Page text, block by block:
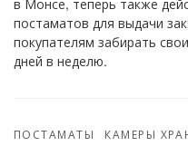
в Монсе, теперь также
постаматов для выдачи
покупателям забирать
дней в неделю.
ПОСТАМАТЫ КАМЕРЫ